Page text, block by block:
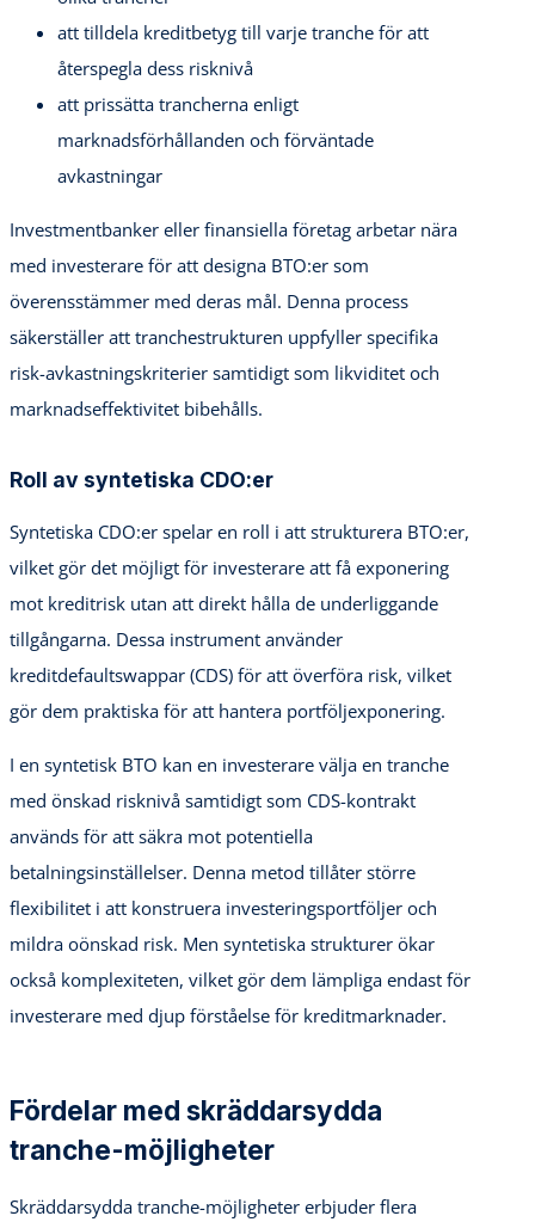
att tilldela kreditbetyg till varje tranche för att
återspegla dess risknivå
att prissätta trancherna enligt
marknadsförhållanden och förväntade
avkastningar
Investmentbanker eller finansiella företag arbetar nära
med investerare för att designa BTO:er som
överensstämmer med deras mål. Denna process
säkerställer att tranchestrukturen uppfyller specifika
risk-avkastningskriterier samtidigt som likviditet och
marknadseffektivitet bibehålls.
Roll av syntetiska CDO:er
Syntetiska CDO:er spelar en roll i att strukturera BTO:er,
vilket gör det möjligt för investerare att få exponering
mot kreditrisk utan att direkt hålla de underliggande
tillgångarna. Dessa instrument använder
kreditdefaultswappar (CDS) för att överföra risk, vilket
gör dem praktiska för att hantera portföljexponering.
I en syntetisk BTO kan en investerare välja en tranche
med önskad risknivå samtidigt som CDS-kontrakt
används för att säkra mot potentiella
betalningsinställelser. Denna metod tillåter större
flexibilitet i att konstruera investeringsportföljer och
mildra oönskad risk. Men syntetiska strukturer ökar
också komplexiteten, vilket gör dem lämpliga endast för
investerare med djup förståelse för kreditmarknader.
Fördelar med skräddarsydda
tranche-möjligheter
Skräddarsydda tranche-möjligheter erbjuder flera